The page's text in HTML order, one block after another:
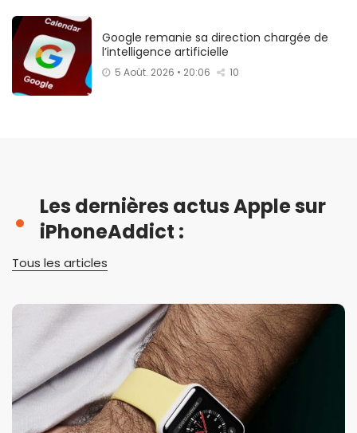
Google remanie sa direction chargée de
l’intelligence artificielle
5 Août. 2026 • 20:06 10
Les dernières actus Apple sur
iPhoneAddict :
Tous les articles